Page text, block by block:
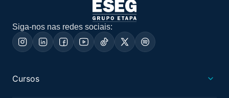
Siga-nos nas redes sociais:
Cursos